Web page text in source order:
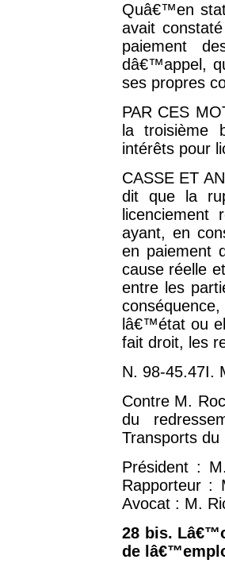
Quâ€™en
avait
paiement
dâ€™appel,
ses propres
PAR CES
la troisième
intérêts pour
CASSE ET
dit que la
ayant, en
en paiement
cause réelle
entre les
lâ€™état ou
fait droit, les
N. 98-45.47I.
Contre M.
du
Transports
Président :
Rapporteur :
Avocat : M.
28 bis.
de